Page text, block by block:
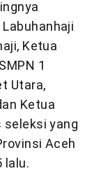
Ketua
1
Utara,
Ketua
seleksi yang
Aceh
lalu.